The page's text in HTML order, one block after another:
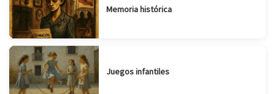
Memoria histórica
Juegos infantiles